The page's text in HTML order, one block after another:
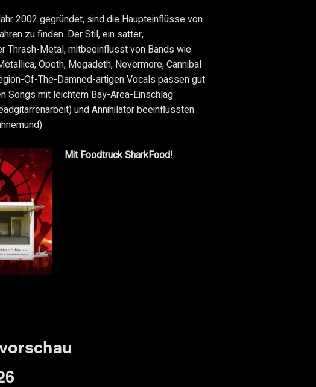
2002 gegründet, sind die Haupteinflüsse von
zu finden. Der Stil, ein satter,
Thrash-Metal, mitbeeinflusst von Bands wie
Opeth, Megadeth, Nevermore, Cannibal
Of-The-Damned-artigen Vocals passen gut
Songs mit leichtem Bay-Area-Einschlag
und Annihilator beeinflussten
Mit Foodtruck SharkFood!